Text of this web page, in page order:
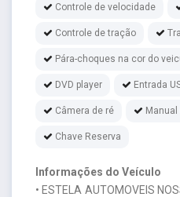
Controle de velocidade
Controle de tração
Pára-choques na cor do
DVD player Entrada
Câmera de ré Manual
Chave Reserva
Informações do Veículo
• ESTELA AUTOMOVEIS